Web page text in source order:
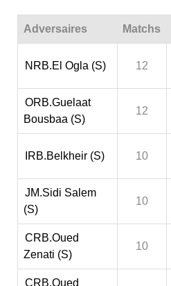
Adversaires Matchs
NRB.El Ogla (S) 12
ORB.Guelaat
Bousbaa (S)
12
IRB.Belkheir (S) 10
JM.Sidi Salem
(S)
10
CRB.Oued
Zenati (S)
10
CRB.Oued